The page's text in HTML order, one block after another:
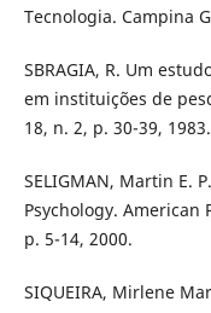
Tecnologia. Campina
SBRAGIA, R. Um
em instituições de
18, n. 2, p. 30-39, 1983.
SELIGMAN, Martin E.
Psychology. American
p. 5-14, 2000.
SIQUEIRA, Mirlene